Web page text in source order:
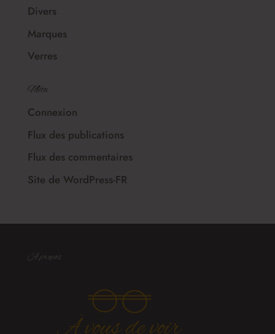
Divers
Marques
Verres
Méta
Connexion
Flux des publications
Flux des commentaires
Site de WordPress-FR
A propos